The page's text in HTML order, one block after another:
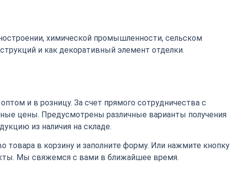
химической промышленности, сельском
и как декоративный элемент отделки.
и в розницу. За счет прямого сотрудничества с
цены. Предусмотрены различные варианты получения
из наличия на складе.
товара в корзину и заполните форму. Или нажмите кнопку
Мы свяжемся с вами в ближайшее время.